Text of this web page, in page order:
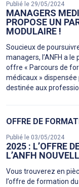
Publié le 29/05/2024
MANAGERS
PROPOSE UN
MODULAIRE !
Soucieux de
managers, l’ANFH a
offre « Parcours de
médicaux »
destinée aux
OFFRE DE
Publié le 03/05/2024
2025 : L’OFFRE
L’ANFH
Vous trouverez en
l’offre de formation